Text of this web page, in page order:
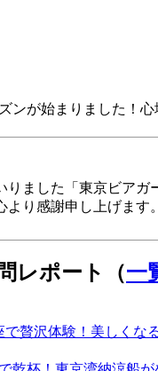
ンが始まりました！
りました「東京ビア
り感謝申し上げます。
レポート（一
贅沢体験！美しくな